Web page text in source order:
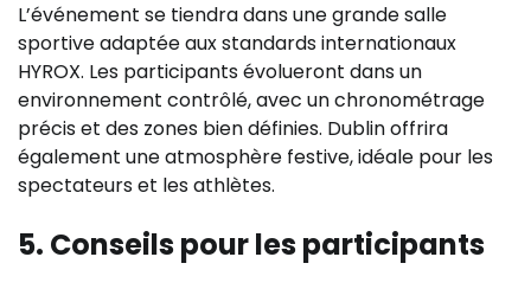
L’événement se tiendra dans une grande salle
sportive adaptée aux standards internationaux
HYROX. Les participants évolueront dans un
environnement contrôlé, avec un chronométrage
précis et des zones bien définies. Dublin offrira
également une atmosphère festive, idéale pour les
spectateurs et les athlètes.
5. Conseils pour les participants